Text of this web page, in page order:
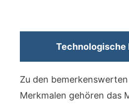
Technologische
Zu den
Merkmalen gehören das